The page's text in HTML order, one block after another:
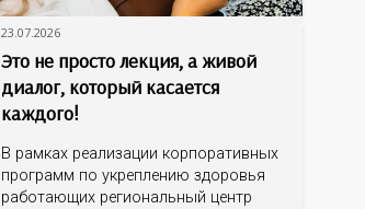
23.07.2026
Это не просто лекция, а живой
диалог, который касается
каждого!
В рамках реализации корпоративных
программ по укреплению здоровья
работающих региональный центр